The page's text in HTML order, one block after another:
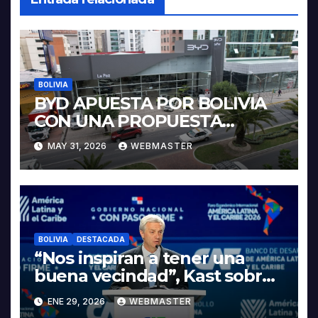
BOLIVIA
BYD APUESTA POR BOLIVIA
CON UNA PROPUESTA
INTEGRAL PARA IMPULSAR
LA ELECTROMOVILIDAD Y LA
INDUSTRIALIZACIÓN DEL
LITIO
MAY 31, 2026 WEBMASTER
BOLIVIA DESTACADA
“Nos inspiran a tener una
buena vecindad”, Kast sobre
discurso del presidente
Rodrigo Paz
ENE 29, 2026 WEBMASTER